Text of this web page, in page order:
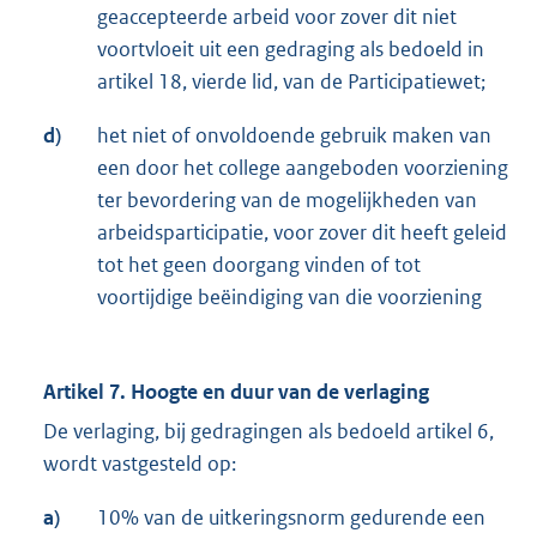
geaccepteerde arbeid voor zover dit niet
voortvloeit uit een gedraging als bedoeld in
artikel 18, vierde lid, van de Participatiewet;
d)
het niet of onvoldoende gebruik maken van
een door het college aangeboden voorziening
ter bevordering van de mogelijkheden van
arbeidsparticipatie, voor zover dit heeft geleid
tot het geen doorgang vinden of tot
voortijdige beëindiging van die voorziening
Artikel 7. Hoogte en duur van de verlaging
De verlaging, bij gedragingen als bedoeld artikel 6,
wordt vastgesteld op:
a)
10% van de uitkeringsnorm gedurende een